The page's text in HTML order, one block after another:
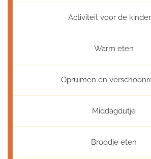
Activiteit voor de
Warm eten
Opruimen en
Middagdutje
Broodje eten